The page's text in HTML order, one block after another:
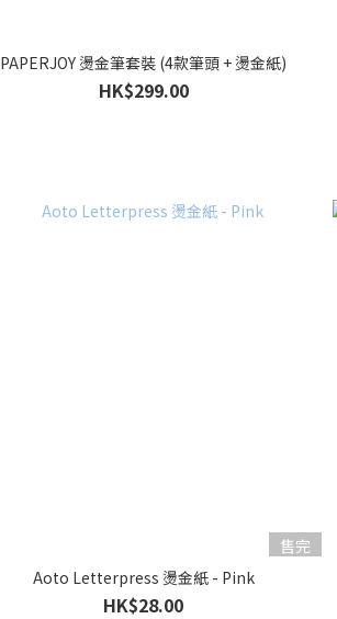
PAPERJOY 燙金筆套裝 (4款筆頭 + 燙金紙)
HK$299.00
售完
Aoto Letterpress 燙金紙 - Pink
HK$28.00